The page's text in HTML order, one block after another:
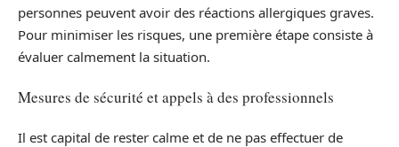
personnes peuvent avoir des réactions allergiques graves.
Pour minimiser les risques, une première étape consiste à
évaluer calmement la situation.
Mesures de sécurité et appels à des professionnels
Il est capital de rester calme et de ne pas effectuer de